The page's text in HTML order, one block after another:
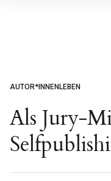
AUTOR*INNENLEBEN
Als Jury-